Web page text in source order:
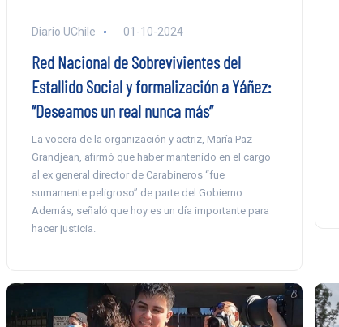
Diario UChile 01-10-2024
Red Nacional de Sobrevivientes del
Estallido Social y formalización a Yáñez:
“Deseamos un real nunca más”
La vocera de la organización y actriz, María Paz
Grandjean, afirmó que haber mantenido en el cargo
al ex general director de Carabineros “fue
sumamente peligroso” de parte del Gobierno.
Además, señaló que hoy es un día importante para
hacer justicia.